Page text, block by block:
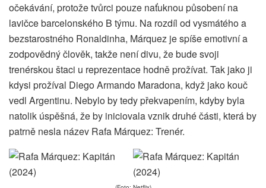
očekávání, protože tvůrci pouze naťuknou působení na
lavičce barcelonského B týmu. Na rozdíl od vysmátého a
bezstarostného Ronaldinha, Márquez je spíše emotivní a
zodpovědný člověk, takže není divu, že bude svoji
trenérskou štaci u reprezentace hodně prožívat. Tak jako ji
kdysi prožíval Diego Armando Maradona, když jako kouč
vedl Argentinu. Nebylo by tedy překvapením, kdyby byla
natolik úspěšná, že by iniciovala vznik druhé části, která by
patrně nesla název Rafa Márquez: Trenér.